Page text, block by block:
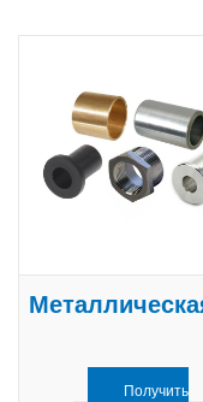
Получить